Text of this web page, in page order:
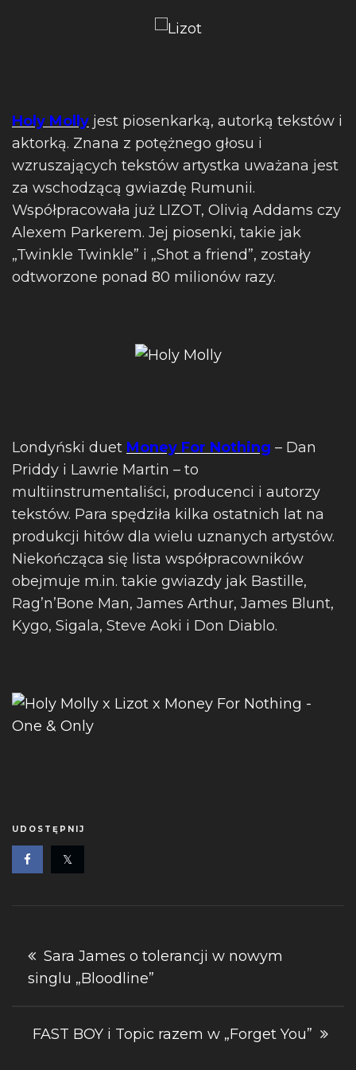
Holy Molly jest piosenkarką, autorką tekstów i
aktorką. Znana z potężnego głosu i
wzruszających tekstów artystka uważana jest
za wschodzącą gwiazdę Rumunii.
Współpracowała już LIZOT, Olivią Addams czy
Alexem Parkerem. Jej piosenki, takie jak
„Twinkle Twinkle” i „Shot a friend”, zostały
odtworzone ponad 80 milionów razy.
Londyński duet Money For Nothing – Dan
Priddy i Lawrie Martin – to
multiinstrumentaliści, producenci i autorzy
tekstów. Para spędziła kilka ostatnich lat na
produkcji hitów dla wielu uznanych artystów.
Niekończąca się lista współpracowników
obejmuje m.in. takie gwiazdy jak Bastille,
Rag’n’Bone Man, James Arthur, James Blunt,
Kygo, Sigala, Steve Aoki i Don Diablo.
UDOSTĘPNIJ
Nawigacja
wpisu
Sara James o tolerancji w nowym
singlu „Bloodline”
FAST BOY i Topic razem w „Forget You”